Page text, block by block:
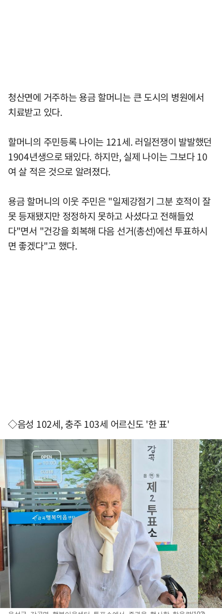
청산면에 거주하는 용금 할머니는 큰 도시의 병원에서
치료받고 있다.
할머니의 주민등록 나이는 121세. 러일전쟁이 발발했던
1904년생으로 돼있다. 하지만, 실제 나이는 그보다 10
여 살 적은 것으로 알려졌다.
용금 할머니의 이웃 주민은 "일제강점기 그분 호적이 잘
못 등재됐지만 정정하지 못하고 사셨다고 전해들었
다"면서 "건강을 회복해 다음 선거(총선)에선 투표하시
면 좋겠다"고 했다.
◇음성 102세, 충주 103세 어르신도 '한 표'